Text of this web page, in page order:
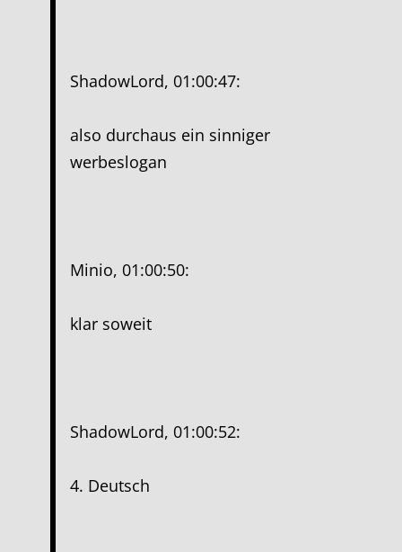
ShadowLord, 01:00:47:
also durchaus ein sinniger
werbeslogan
Minio, 01:00:50:
klar soweit
ShadowLord, 01:00:52:
4. Deutsch